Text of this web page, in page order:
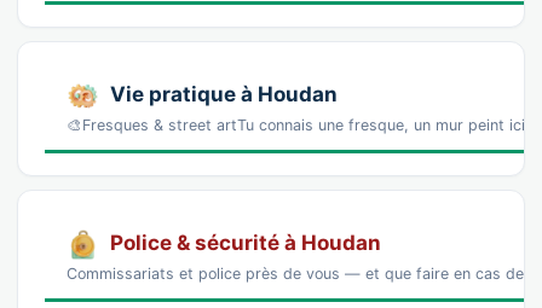
Vie pratique à Houdan
🎨Fresques & street artTu connais une fresque, un mur peint ici
Police & sécurité à Houdan
Commissariats et police près de vous — et que faire en cas de